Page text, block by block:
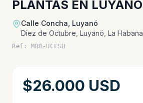
PLANTAS EN LUYANÓ
Calle Concha, Luyanó
Diez de Octubre, Luyanó, La Habana
Ref: MBB-UCESH
$26.000 USD